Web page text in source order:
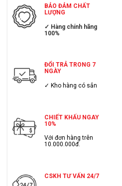
BẢO ĐẢM CHẤT
LƯỢNG
✓ Hàng chính hãng
100%
ĐỔI TRẢ TRONG 7
NGÀY
✓ Kho hàng có sẳn
CHIẾT KHẤU NGAY
10%
Với đơn hàng trên
10.000.000đ.
CSKH TƯ VẤN 24/7